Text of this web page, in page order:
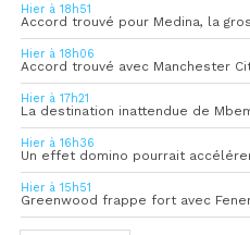
Hier à 18h51
Accord trouvé pour Medina, la
Hier à 18h06
Accord trouvé avec Manchester
Hier à 17h21
La destination inattendue de
Hier à 16h36
Un effet domino pourrait
Hier à 15h51